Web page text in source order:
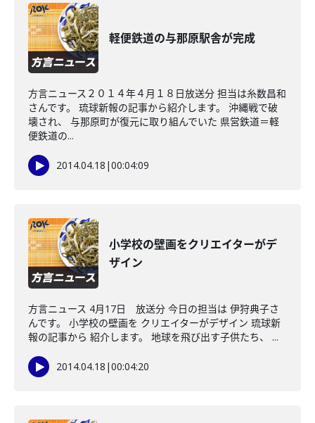
軽便鉄道の与那原駅舎が完成
方言ニュース２０１４年４月１８日放送分 担当は糸数昌和
さんです。 琉球新報の記事から紹介します。 沖縄戦で破
壊され、 与那原町が復元に取り組んでいた 県営鉄道＝軽
便鉄道の...
2014.04.18 |00:04:09
小学校の壁画をクリエイターがデ
ザイン
方言ニュース 4月17日 放送分 今日の担当は 伊狩典子さ
んです。 小学校の壁画を クリエイターがデザイン 琉球新
報の記事から 紹介します。 地球を飛び出す子供たち、 ...
2014.04.18 |00:04:20